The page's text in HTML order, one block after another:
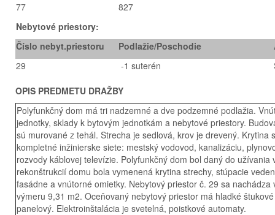
77
827
Nebytové priestory:
Číslo nebyt.priestoru
Podlažie/Poschodie
29
-1 suterén
OPIS PREDMETU DRAŽBY
Polyfunkčný dom má tri nadzemné a dve podzemné podlažia.
jednotky, sklady k bytovým jednotkám a nebytové priestory.
sú murované z tehál. Strecha je sedlová, krov je drevený. Krytina
kompletné inžinierske siete: mestský vodovod, kanalizáciu,
rozvody káblovej televízie. Polyfunkčný dom bol daný do
rekonštrukcií domu bola vymenená krytina strechy, stúpacie
fasádne a vnútorné omietky. Nebytový priestor č. 29 sa
výmeru 9,31 m2. Oceňovaný nebytový priestor má hladké
panelový. Elektroinštalácia je svetelná, poistkové automaty.